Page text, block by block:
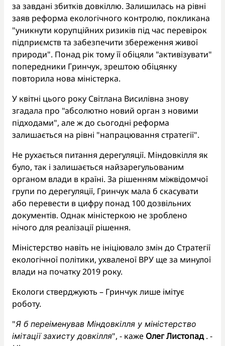
за завдані збитків довкіллю. Залишилась на рівні
заяв реформа екологічного контролю, покликана
"уникнути корупційних ризиків під час перевірок
підприємств та забезпечити збереження живої
природи". Понад рік тому її обіцяли "активізувати"
попередники Гринчук, зрештою обіцянку
повторила нова міністерка.
У квітні цього року Світлана Висилівна знову
згадала про "абсолютно новий орган з новими
підходами", але ж до сьогодні реформа
залишається на рівні "напрацювання стратегії".
Не рухається питання дерегуляції. Міндовкілля як
було, так і залишається найзарегульованим
органом влади в країні. За рішенням міжвідомчої
групи по дерегуляції, Гринчук мала б скасувати
або перевести в цифру понад 100 дозвільних
документів. Однак міністеркою не зроблено
нічого для реалізації рішення.
Міністерство навіть не ініціювало змін до Стратегії
екологічної політики, ухваленої ВРУ ще за минулої
влади на початку 2019 року.
Екологи стверджують – Гринчук лише імітує
роботу.
"Я б переіменував Міндовкілля у міністерство
імітації захисту довкілля", - каже Олег Листопад. -